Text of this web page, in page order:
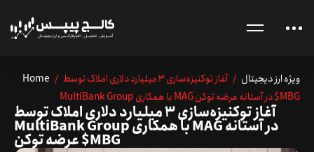
Home / ویژه ارز دیجیتال
/ آغاز توکنیزه‌سازی ۳ میلیارد دلاری املاک توسط
MultiBank Group با همکاری MAG در آستانه عرضه توکن $MBG
آغاز توکنیزه‌سازی ۳ میلیارد دلاری املاک توسط
MultiBank Group با همکاری MAG در آستانه
عرضه توکن $MBG